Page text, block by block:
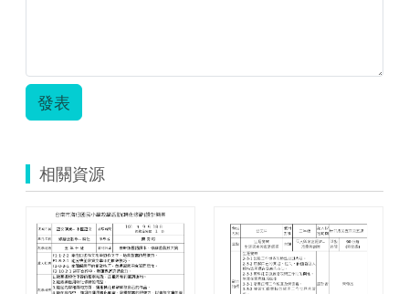
發表
相關資源